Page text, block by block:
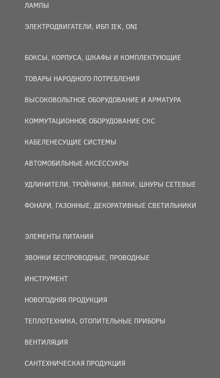
ЛАМПЫ
ЭЛЕКТРОДВИГАТЕЛИ, ИБП IEK, ONI
БОКСЫ, КОРПУСА, ШКАФЫ И КОМПЛЕКТУЮЩИЕ
ТОВАРЫ НАРОДНОГО ПОТРЕБЛЕНИЯ
ВЫСОКОВОЛЬТНОЕ ОБОРУДОВАНИЕ И АРМАТУРА
КОММУТАЦИОННОЕ ОБОРУДОВАНИЕ СКС
КАБЕЛЕНЕСУЩИЕ СИСТЕМЫ
АВТОМОБИЛЬНЫЕ АКСЕССУАРЫ
УДЛИНИТЕЛИ, ТРОЙНИКИ, ВИЛКИ, ШНУРЫ СЕТЕВЫЕ
ФОНАРИ, ГАЗОННЫЕ, ДЕКОРАТИВНЫЕ СВЕТИЛЬНИКИ
ЭЛЕМЕНТЫ ПИТАНИЯ
ЗВОНКИ БЕСПРОВОДНЫЕ, ПРОВОДНЫЕ
ИНСТРУМЕНТ
НОВОГОДНЯЯ ПРОДУКЦИЯ
ТЕПЛОТЕХНИКА, ОТОПИТЕЛЬНЫЕ ПРИБОРЫ
ВЕНТИЛЯЦИЯ
САНТЕХНИЧЕСКАЯ ПРОДУКЦИЯ